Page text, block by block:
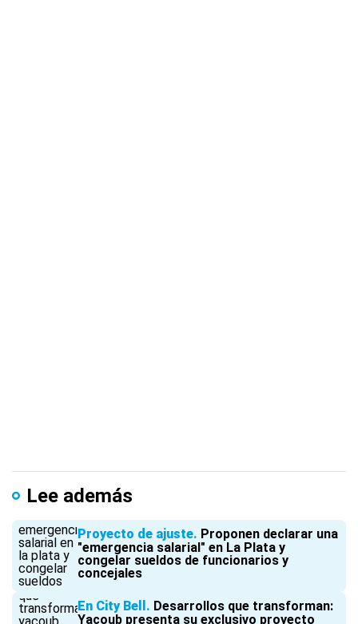
Lee además
Proyecto de ajuste Proponen declarar una
"emergencia salarial" en La Plata y
congelar sueldos de funcionarios y
concejales
En City Bell
Desarrollos que transforman:
Yacoub presenta su exclusivo proyecto